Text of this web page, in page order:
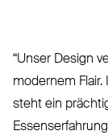
“Unser Design
modernem
steht ein